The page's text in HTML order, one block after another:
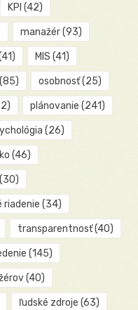
KPI (42)
manažér(93)
MIS (41)
(85) osobnosť(25)
plánovanie (241)
(26)
(46)
(30)
(34)
transparentnosť(40)
(145)
(40)
ľudské zdroje (63)